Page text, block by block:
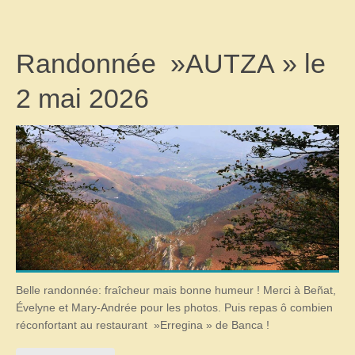
Randonnée »AUTZA » le
2 mai 2026
Belle randonnée: fraîcheur mais bonne humeur ! Merci à Beñat,
Évelyne et Mary-Andrée pour les photos. Puis repas ô combien
réconfortant au restaurant »Erregina » de Banca !